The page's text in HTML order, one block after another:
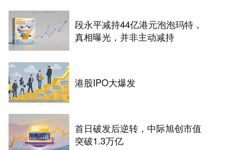
段永平减持44亿港元泡泡玛特，
真相曝光，并非主动减持
港股IPO大爆发
首日破发后逆转，中际旭创市值
突破1.3万亿